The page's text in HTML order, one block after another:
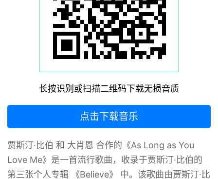
长按识别或扫描二维码下载无损音质
点击下载音乐
贾斯汀·比伯 和 大肖恩 合作的《As Long as You
Love Me》是一首流行歌曲，收录于贾斯汀·比伯的
第三张个人专辑 《Believe》 中‌‌。该歌曲由贾斯汀·比